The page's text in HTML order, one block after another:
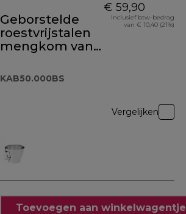
Geborstelde
roestvrijstalen
mengkom van 5
KAB50.000BS
KAB50.000BS
€ 59,90
Inclusief btw-bedrag
van € 10,40 (21%)
Vergelijken
Toevoegen aan winkelwagentje